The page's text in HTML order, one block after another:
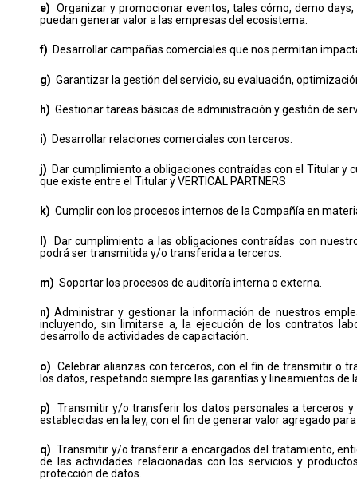
e) Organizar y promocionar eventos, tales cómo, demo
puedan generar valor a las empresas del ecosistema.
f) Desarrollar campañas comerciales que nos permitan
g) Garantizar la gestión del servicio, su evaluación,
h) Gestionar tareas básicas de administración y gestión de
i) Desarrollar relaciones comerciales con terceros.
j) Dar cumplimiento a obligaciones contraídas con el Titular y
que existe entre el Titular y VERTICAL PARTNERS
k) Cumplir con los procesos internos de la Compañía en
l) Dar cumplimiento a las obligaciones contraídas con
podrá ser transmitida y/o transferida a terceros.
m) Soportar los procesos de auditoría interna o externa.
n) Administrar y gestionar la información de nuestros
incluyendo, sin limitarse a, la ejecución de los contratos
desarrollo de actividades de capacitación.
o) Celebrar alianzas con terceros, con el fin de transmitir o
los datos, respetando siempre las garantías y lineamientos de
p) Transmitir y/o transferir los datos personales a terceros
establecidas en la ley, con el fin de generar valor agregado
q) Transmitir y/o transferir a encargados del tratamiento,
de las actividades relacionadas con los servicios y
protección de datos.